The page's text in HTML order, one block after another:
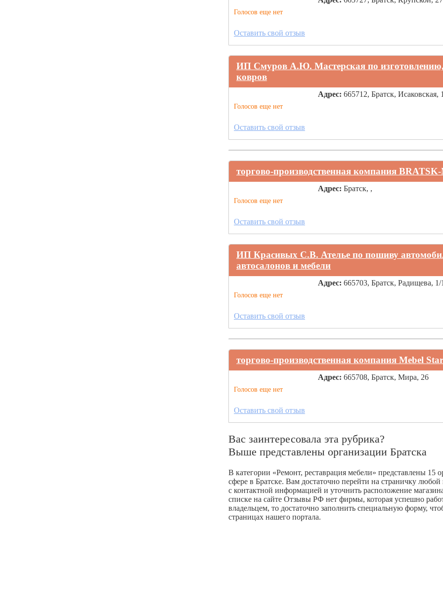
Голосов еще нет
Оставить свой отзыв
ИП Смуров А.Ю. Мастерская по изготовлению,
ковров
Голосов еще нет
Адрес: 665712, Братск, Исаковская,
Оставить свой отзыв
торгово-производственная компания
Голосов еще нет
Адрес: Братск, ,
Оставить свой отзыв
ИП Красивых С.В. Ателье по пошиву
автосалонов и мебели
Голосов еще нет
Адрес: 665703, Братск, Радищева, 1/
Оставить свой отзыв
торгово-производственная компания Mebel Star
Голосов еще нет
Адрес: 665708, Братск, Мира, 26
Оставить свой отзыв
Вас заинтересовала эта рубрика?
Выше представлены организации Братска
В категории «Ремонт, реставрация мебели» представлены 15
сфере в Братске. Вам достаточно перейти на страничку
с контактной информацией и уточнить расположение
списке на сайте Отзывы РФ нет фирмы, которая успешно
владельцем, то достаточно заполнить специальную форму,
страницах нашего портала.